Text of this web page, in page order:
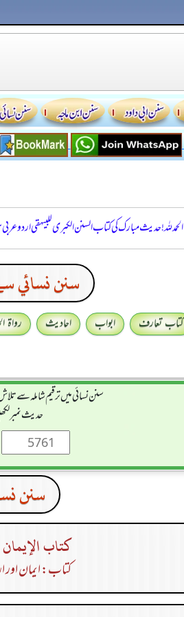
الحمدللہ! حدیث مبارک کی کتاب السنن الكبرى للبيهقي
سنن نسائي
کتاب تعارف ابواب احادیث رواۃ
سنن نسائی میں ترقیم شاملہ سے تلاش
حدیث نمبر
سنن
كتاب
کتاب: ایمان اور